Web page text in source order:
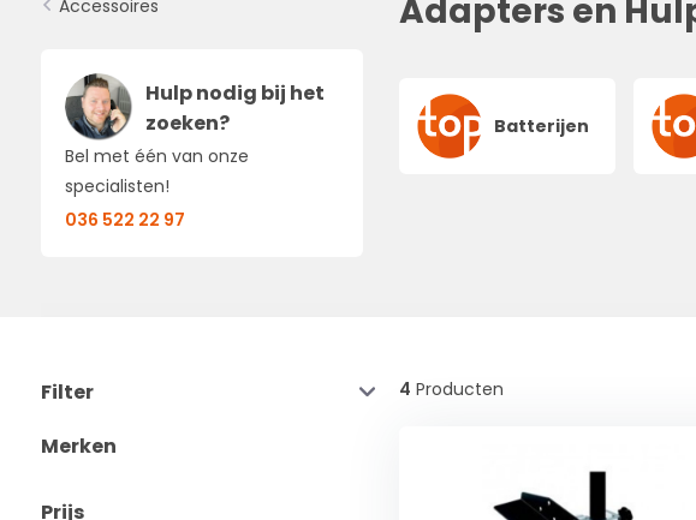
Accessoires
Hulp nodig bij het
zoeken?
Bel met één van onze
specialisten!
036 522 22 97
Adapters en
Batterijen
Filter
Merken
Prijs
4 Producten